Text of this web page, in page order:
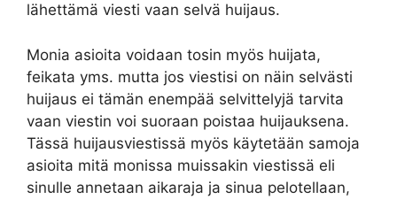
lähettämä viesti vaan selvä huijaus.
Monia asioita voidaan tosin myös huijata,
feikata yms. mutta jos viestisi on näin selvästi
huijaus ei tämän enempää selvittelyjä tarvita
vaan viestin voi suoraan poistaa huijauksena.
Tässä huijausviestissä myös käytetään samoja
asioita mitä monissa muissakin viestissä eli
sinulle annetaan aikaraja ja sinua pelotellaan,